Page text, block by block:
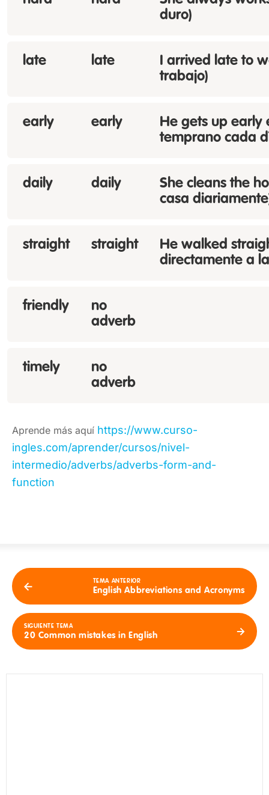
duro)
late late
I arrived late to
trabajo)
early early
He gets up early
temprano cada
daily daily
She cleans the
casa
straight straight
He walked
directamente a
friendly
no
adverb
timely
no
adverb
Aprende más aquí https://www.curso-
ingles.com/aprender/cursos/nivel-
intermedio/adverbs/adverbs-form-and-
function
TEMA ANTERIOR
English Abbreviations and Acronyms
SIGUIENTE TEMA
20 Common mistakes in English